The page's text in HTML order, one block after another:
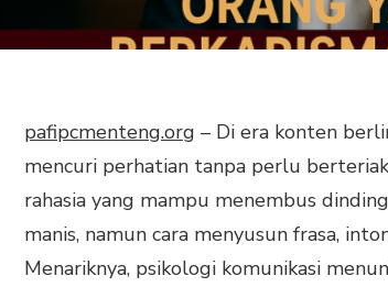
pafipcmenteng.org – Di era konten
mencuri perhatian tanpa perlu
rahasia yang mampu menembus
manis, namun cara menyusun frasa,
Menariknya, psikologi komunikasi